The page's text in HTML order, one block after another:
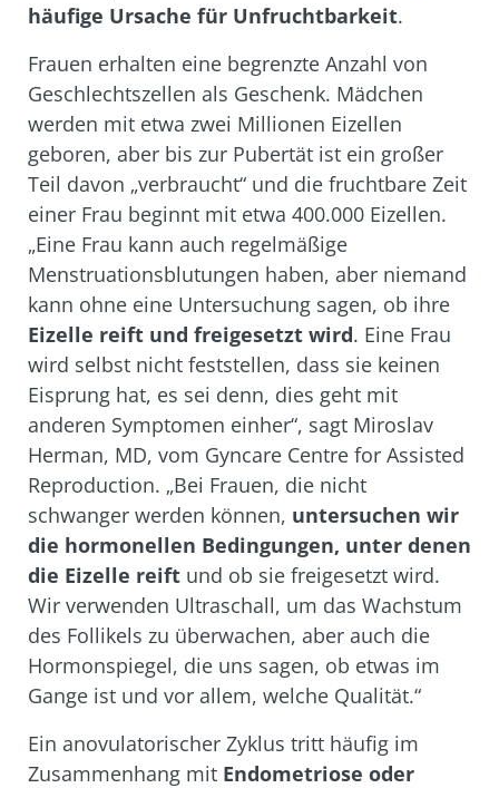
häufige Ursache für Unfruchtbarkeit.
Frauen erhalten eine begrenzte Anzahl von
Geschlechtszellen als Geschenk. Mädchen
werden mit etwa zwei Millionen Eizellen
geboren, aber bis zur Pubertät ist ein großer
Teil davon „verbraucht“ und die fruchtbare Zeit
einer Frau beginnt mit etwa 400.000 Eizellen.
„Eine Frau kann auch regelmäßige
Menstruationsblutungen haben, aber niemand
kann ohne eine Untersuchung sagen, ob ihre
Eizelle reift und freigesetzt wird. Eine Frau
wird selbst nicht feststellen, dass sie keinen
Eisprung hat, es sei denn, dies geht mit
anderen Symptomen einher“, sagt Miroslav
Herman, MD, vom Gyncare Centre for Assisted
Reproduction. „Bei Frauen, die nicht
schwanger werden können, untersuchen wir
die hormonellen Bedingungen, unter denen
die Eizelle reift und ob sie freigesetzt wird.
Wir verwenden Ultraschall, um das Wachstum
des Follikels zu überwachen, aber auch die
Hormonspiegel, die uns sagen, ob etwas im
Gange ist und vor allem, welche Qualität.“
Ein anovulatorischer Zyklus tritt häufig im
Zusammenhang mit Endometriose oder